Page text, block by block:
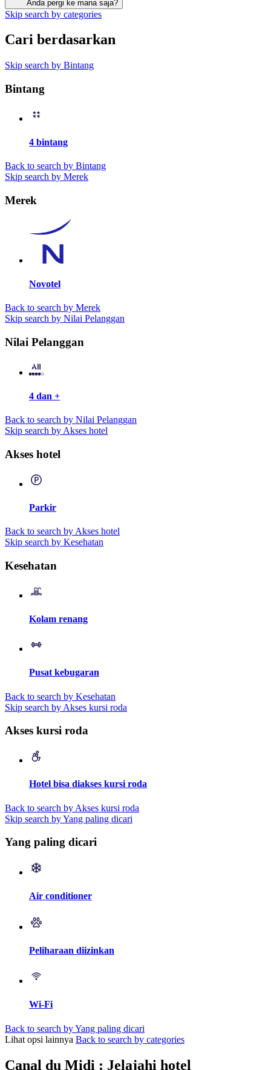
Anda pergi ke mana saja?
Skip search by categories
Cari berdasarkan
Skip search by Bintang
Bintang
4 bintang
Back to search by Bintang
Skip search by Merek
Merek
Novotel
Back to search by Merek
Skip search by Nilai Pelanggan
Nilai Pelanggan
4 dan +
Back to search by Nilai Pelanggan
Skip search by Akses hotel
Akses hotel
Parkir
Back to search by Akses hotel
Skip search by Kesehatan
Kesehatan
Kolam renang
Pusat kebugaran
Back to search by Kesehatan
Skip search by Akses kursi roda
Akses kursi roda
Hotel bisa diakses kursi roda
Back to search by Akses kursi roda
Skip search by Yang paling dicari
Yang paling dicari
Air conditioner
Peliharaan diizinkan
Wi-Fi
Back to search by Yang paling dicari
Lihat opsi lainnya Back to search by categories
Canal du Midi : Jelajahi hotel